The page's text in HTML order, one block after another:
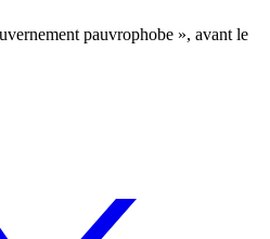
pauvrophobe », avant le